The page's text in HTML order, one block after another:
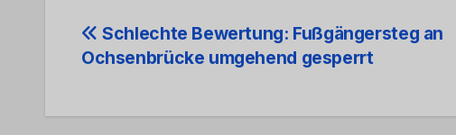
Beitrags-
Schlechte Bewertung: Fußgängersteg an
Ochsenbrücke umgehend gesperrt